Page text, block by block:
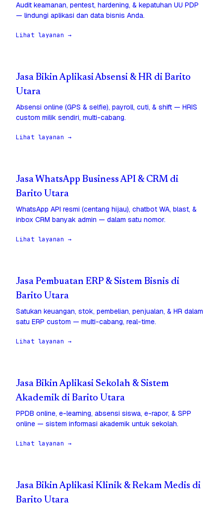
Audit keamanan, pentest, hardening, & kepatuhan UU PDP
— lindungi aplikasi dan data bisnis Anda.
Lihat layanan →
Jasa Bikin Aplikasi Absensi & HR di Barito
Utara
Absensi online (GPS & selfie), payroll, cuti, & shift — HRIS
custom milik sendiri, multi-cabang.
Lihat layanan →
Jasa WhatsApp Business API & CRM di
Barito Utara
WhatsApp API resmi (centang hijau), chatbot WA, blast, &
inbox CRM banyak admin — dalam satu nomor.
Lihat layanan →
Jasa Pembuatan ERP & Sistem Bisnis di
Barito Utara
Satukan keuangan, stok, pembelian, penjualan, & HR dalam
satu ERP custom — multi-cabang, real-time.
Lihat layanan →
Jasa Bikin Aplikasi Sekolah & Sistem
Akademik di Barito Utara
PPDB online, e-learning, absensi siswa, e-rapor, & SPP
online — sistem informasi akademik untuk sekolah.
Lihat layanan →
Jasa Bikin Aplikasi Klinik & Rekam Medis di
Barito Utara